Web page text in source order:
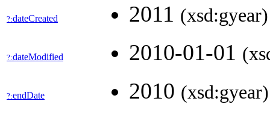
?:dateCreated 2011 (xsd:gyear)
?:dateModified 2010-01-01
?:endDate 2010 (xsd:gyear)